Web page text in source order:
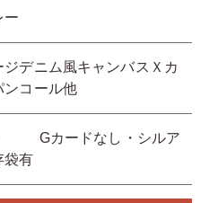
ー
ジデニム風キャンバスＸカ
ンコール他
Gカードなし・シルア
袋有